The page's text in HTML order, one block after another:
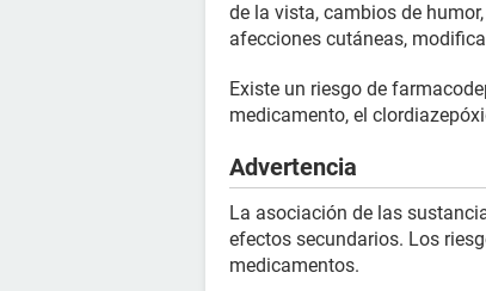
de la vista, cambios de
afecciones cutáneas,
Existe un riesgo de
medicamento, el
Advertencia
La asociación de las
efectos secundarios. Los
medicamentos.